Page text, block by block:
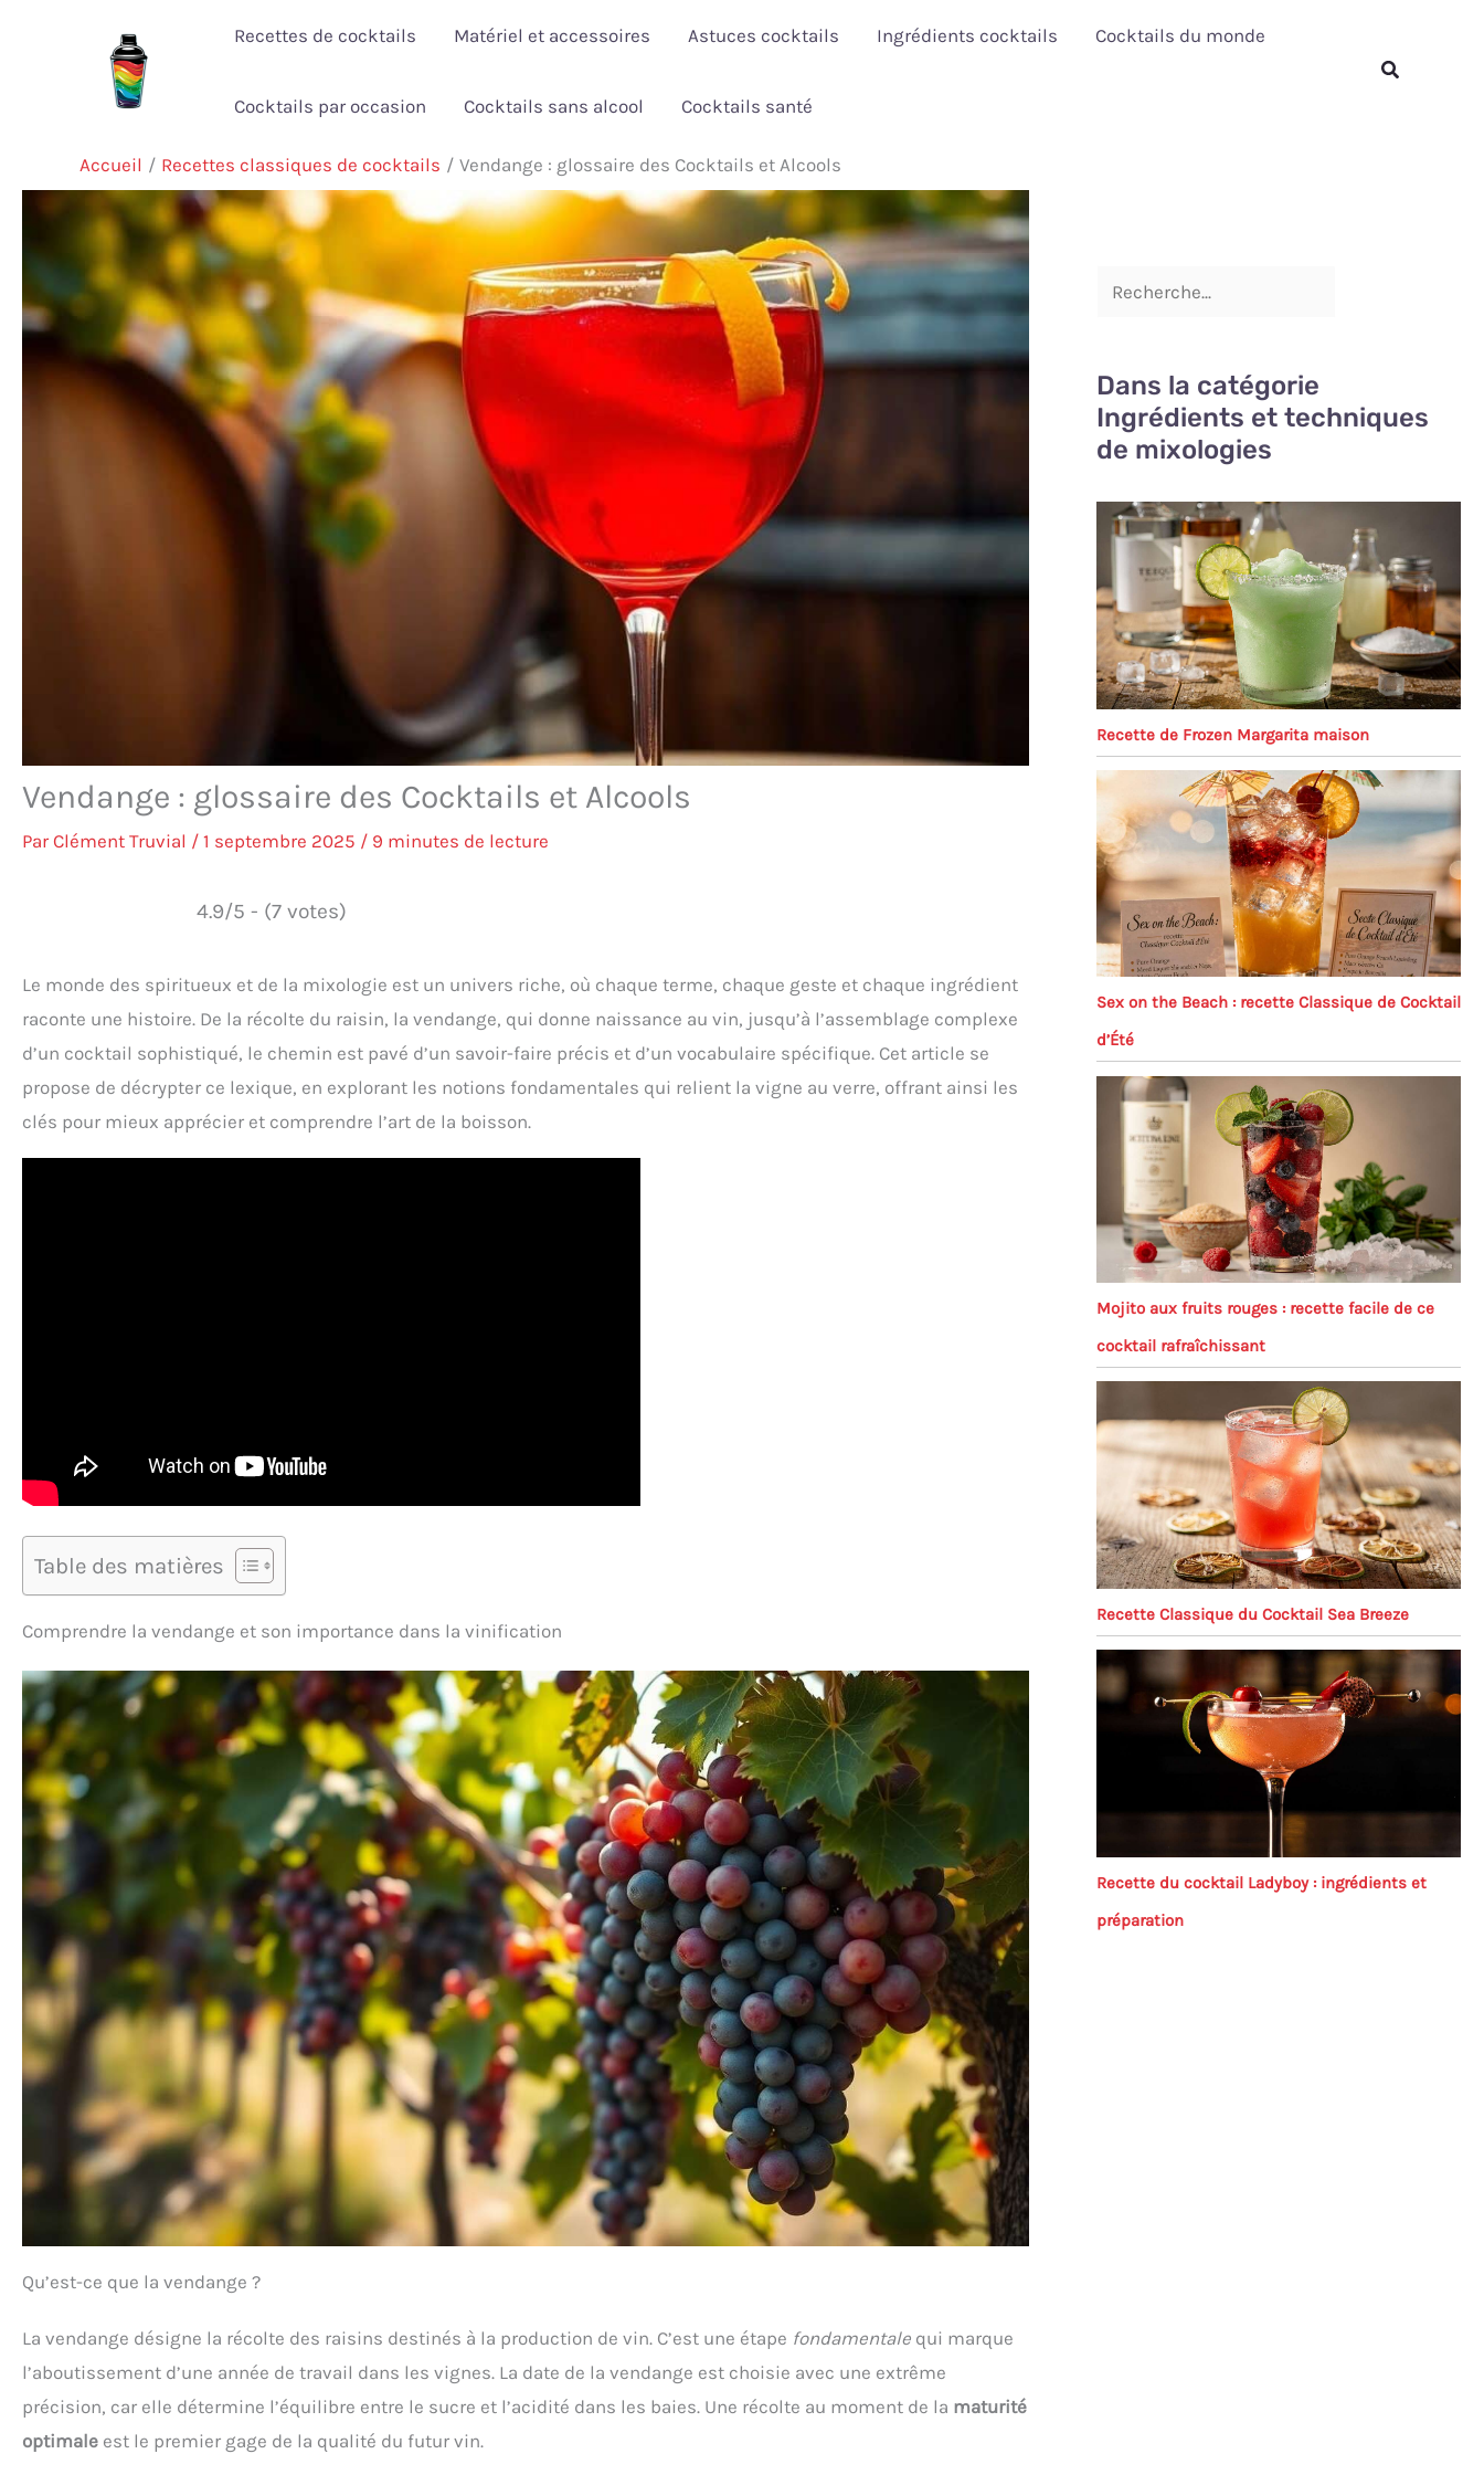
Recettes de cocktails Matériel et accessoires Astuces cocktails Ingrédients cocktails Cocktails du monde
Cocktails par occasion Cocktails sans alcool Cocktails santé
Rechercher
Accueil Recettes classiques de cocktails Vendange : glossaire des Cocktails et Alcools
Vendange : glossaire des Cocktails et Alcools
Par Clément Truvial / 1 septembre 2025 / 9 minutes de lecture
4.9/5 - (7 votes)
Le monde des spiritueux et de la mixologie est un univers riche, où chaque terme, chaque geste et chaque ingrédient
raconte une histoire. De la récolte du raisin, la vendange, qui donne naissance au vin, jusqu’à l’assemblage complexe
d’un cocktail sophistiqué, le chemin est pavé d’un savoir-faire précis et d’un vocabulaire spécifique. Cet article se
propose de décrypter ce lexique, en explorant les notions fondamentales qui relient la vigne au verre, offrant ainsi les
clés pour mieux apprécier et comprendre l’art de la boisson.
Table des matières
Comprendre la vendange et son importance dans la vinification
Qu’est-ce que la vendange ?
La vendange désigne la récolte des raisins destinés à la production de vin. C’est une étape fondamentale qui marque
l’aboutissement d’une année de travail dans les vignes. La date de la vendange est choisie avec une extrême
précision, car elle détermine l’équilibre entre le sucre et l’acidité dans les baies. Une récolte au moment de la maturité
optimale est le premier gage de la qualité du futur vin.
Dans la catégorie
Ingrédients et techniques
de mixologies
Recette de Frozen Margarita maison
Sex on the Beach : recette Classique de Cocktail
d’Été
Mojito aux fruits rouges : recette facile de ce
cocktail rafraîchissant
Recette Classique du Cocktail Sea Breeze
Recette du cocktail Ladyboy : ingrédients et
préparation